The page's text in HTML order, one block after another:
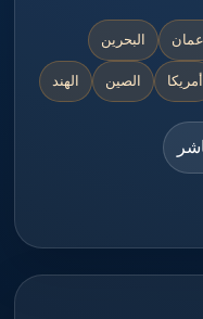
البحرين
أمريكا الصين الهند